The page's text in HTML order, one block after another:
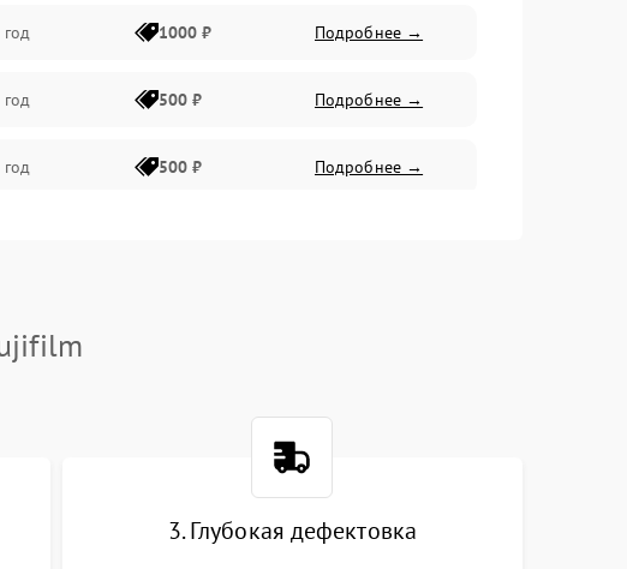
год 1000 ₽ Подробнее →
год 500 ₽ Подробнее →
год 500 ₽ Подробнее →
3. Глубокая дефектовка